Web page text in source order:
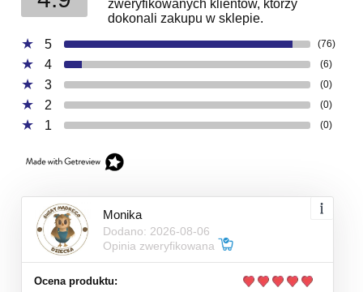
zweryfikowanych klientów, którzy
dokonali zakupu w sklepie.
5
(76)
4 (6)
3 (0)
2 (0)
1 (0)
Monika
Dodano: 2026-08-06
Opinia zweryfikowana
Ocena produktu: